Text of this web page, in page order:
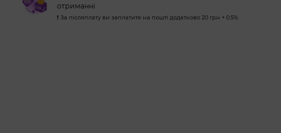
отриманні
❗️ За післяплату ви заплатите на пошті додатково 20 грн + 0.5%